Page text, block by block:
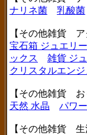
ナリネ菌
乳酸菌
【その他雑貨 ア
宝石箱 ジュエリ
ックス
雑貨 ジ
クリスタルエン
【その他雑貨 お
天然 水晶
パワ
【その他雑貨 生